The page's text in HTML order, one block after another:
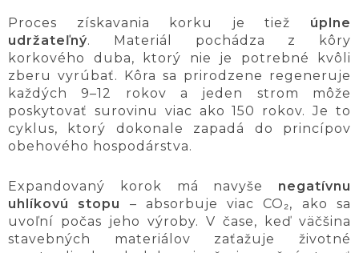
Proces získavania korku je tiež úplne
udržateľný. Materiál pochádza z kôry
korkového duba, ktorý nie je potrebné kvôli
zberu vyrúbať. Kôra sa prirodzene regeneruje
každých 9–12 rokov a jeden strom môže
poskytovať surovinu viac ako 150 rokov. Je to
cyklus, ktorý dokonale zapadá do princípov
obehového hospodárstva.
Expandovaný korok má navyše negatívnu
uhlíkovú stopu
– absorbuje viac CO₂, ako sa
uvoľní počas jeho výroby. V čase, keď väčšina
stavebných materiálov zaťažuje životné